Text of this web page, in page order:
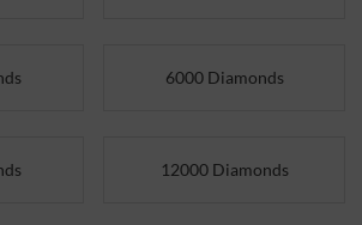
6000 Diamonds
12000 Diamonds